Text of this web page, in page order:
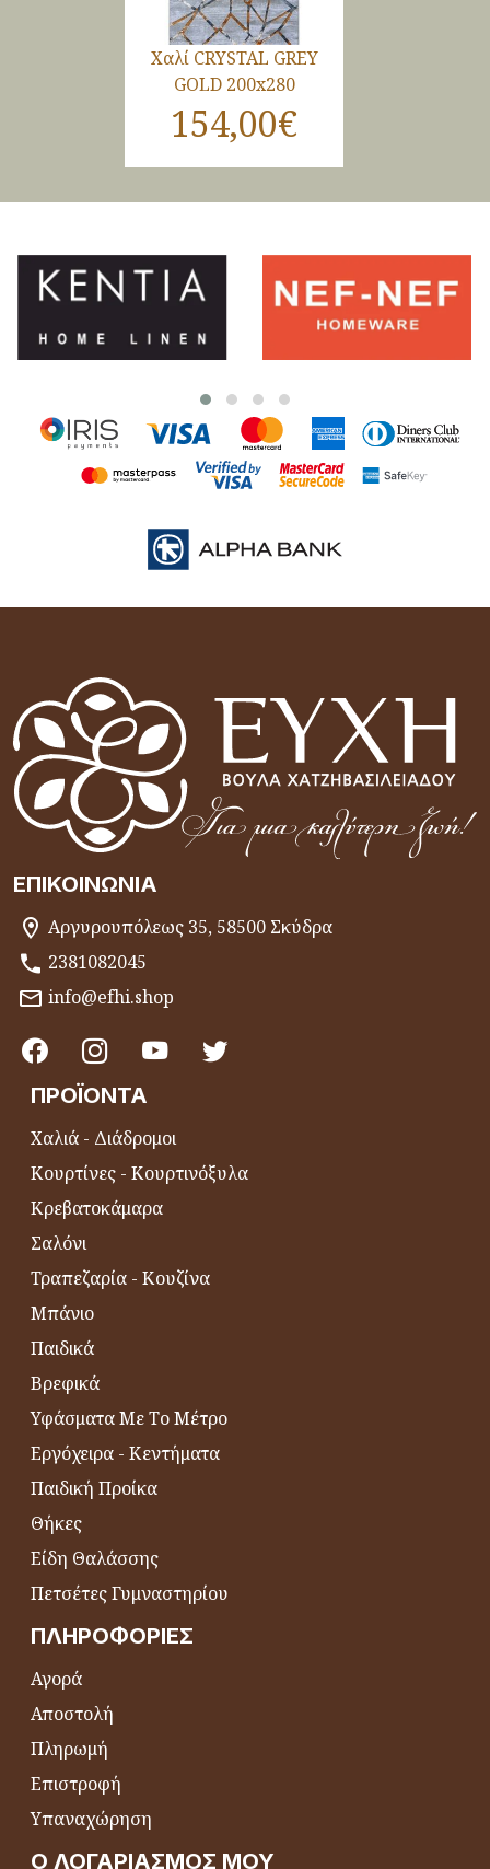
Χαλί CRYSTAL GREY
GOLD 200x280
154,00€
ΕΠΙΚΟΙΝΩΝΊΑ
Αργυρουπόλεως 35, 58500 Σκύδρα
2381082045
info@efhi.shop
ΠΡΟΪΌΝΤΑ
Χαλιά - Διάδρομοι
Κουρτίνες - Κουρτινόξυλα
Κρεβατοκάμαρα
Σαλόνι
Τραπεζαρία - Κουζίνα
Μπάνιο
Παιδικά
Βρεφικά
Υφάσματα Με Το Μέτρο
Εργόχειρα - Κεντήματα
Παιδική Προίκα
Θήκες
Είδη Θαλάσσης
Πετσέτες Γυμναστηρίου
ΠΛΗΡΟΦΟΡΊΕΣ
Αγορά
Αποστολή
Πληρωμή
Επιστροφή
Υπαναχώρηση
Ο ΛΟΓΑΡΙΑΣΜΌΣ ΜΟΥ